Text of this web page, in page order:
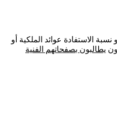
الاستفادة عوائد الملكية أو
يطالبون بصفحاتهم الفنية